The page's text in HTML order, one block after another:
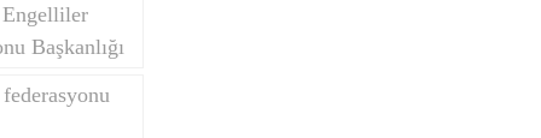
Başkanlığı